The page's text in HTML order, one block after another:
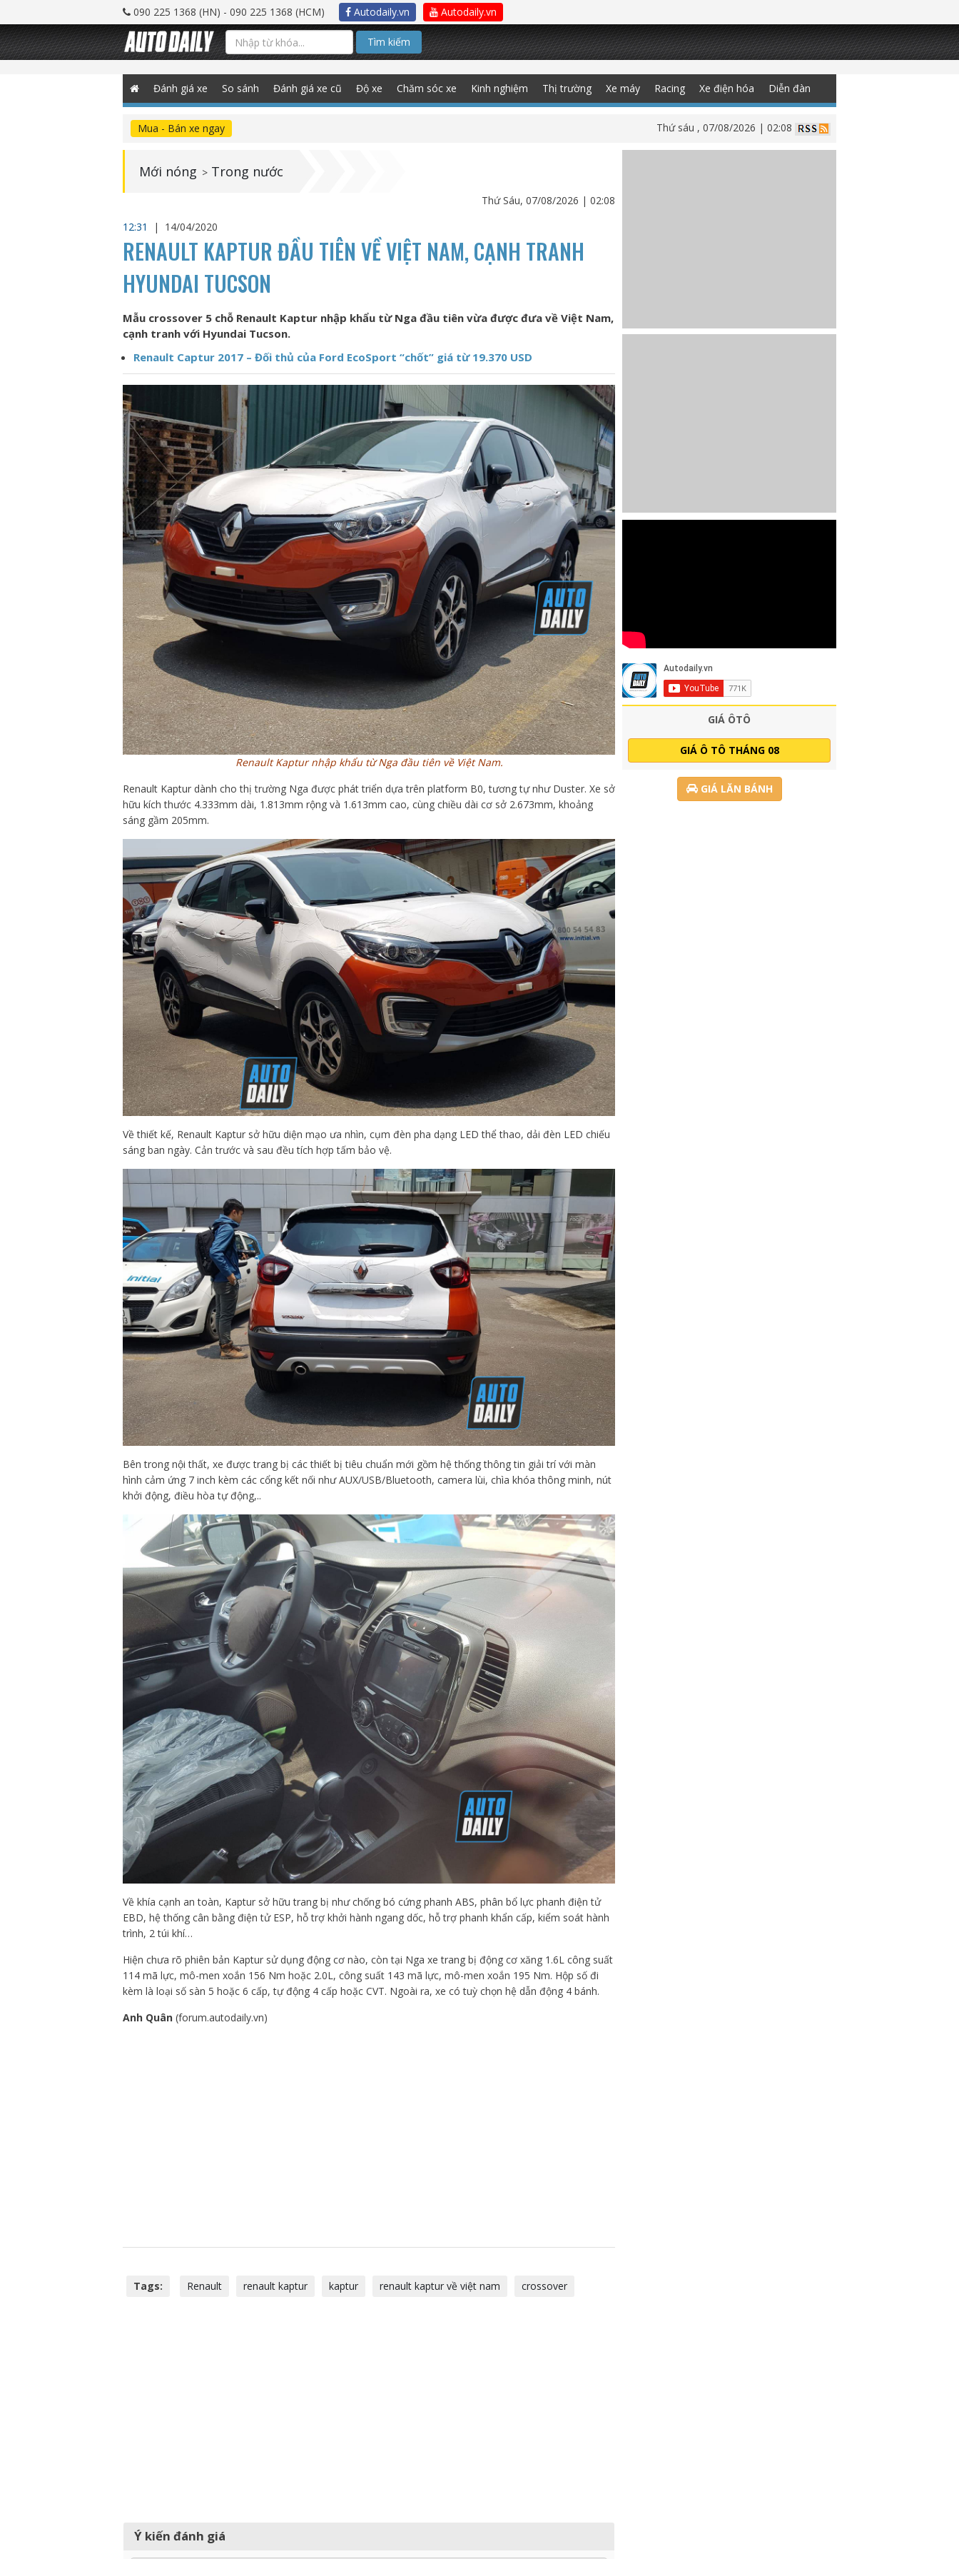
090 225 1368 (HN) - 090 225 1368 (HCM) Autodaily.vn Autodaily.vn
Tìm kiếm
Đánh giá xe So sánh Đánh giá xe cũ Độ xe Chăm sóc xe Kinh nghiệm Thị trường Xe máy Racing Xe điện hóa Diễn đàn
Mua - Bán xe ngay Thứ sáu , 07/08/2026 | 02:08
Mới nóng > Trong nước
Thứ Sáu, 07/08/2026 | 02:08
12:31
| 14/04/2020
RENAULT KAPTUR ĐẦU TIÊN VỀ VIỆT NAM, CẠNH TRANH
HYUNDAI TUCSON
Mẫu crossover 5 chỗ Renault Kaptur nhập khẩu từ Nga đầu tiên vừa được đưa về Việt Nam,
cạnh tranh với Hyundai Tucson.
Renault Captur 2017 – Đối thủ của Ford EcoSport “chốt” giá từ 19.370 USD
Renault Kaptur nhập khẩu từ Nga đầu tiên về Việt Nam.
Renault Kaptur dành cho thị trường Nga được phát triển dựa trên platform B0, tương tự như Duster. Xe sở
hữu kích thước 4.333mm dài, 1.813mm rộng và 1.613mm cao, cùng chiều dài cơ sở 2.673mm, khoảng
sáng gầm 205mm.
Về thiết kế, Renault Kaptur sở hữu diện mạo ưa nhìn, cụm đèn pha dạng LED thể thao, dải đèn LED chiếu
sáng ban ngày. Cản trước và sau đều tích hợp tấm bảo vệ.
Bên trong nội thất, xe được trang bị các thiết bị tiêu chuẩn mới gồm hệ thống thông tin giải trí với màn
hình cảm ứng 7 inch kèm các cổng kết nối như AUX/USB/Bluetooth, camera lùi, chìa khóa thông minh, nút
khởi động, điều hòa tự động,..
Về khía cạnh an toàn, Kaptur sở hữu trang bị như chống bó cứng phanh ABS, phân bổ lực phanh điện tử
EBD, hệ thống cân bằng điện tử ESP, hỗ trợ khởi hành ngang dốc, hỗ trợ phanh khẩn cấp, kiểm soát hành
trình, 2 túi khí…
Hiện chưa rõ phiên bản Kaptur sử dụng động cơ nào, còn tại Nga xe trang bị động cơ xăng 1.6L công suất
114 mã lực, mô-men xoắn 156 Nm hoặc 2.0L, công suất 143 mã lực, mô-men xoắn 195 Nm. Hộp số đi
kèm là loại số sàn 5 hoặc 6 cấp, tự động 4 cấp hoặc CVT. Ngoài ra, xe có tuỳ chọn hệ dẫn động 4 bánh.
Anh Quân (forum.autodaily.vn)
Tags: Renault renault kaptur kaptur renault kaptur về việt nam crossover
Ý kiến đánh giá
GIÁ ÔTÔ
GIÁ Ô TÔ THÁNG 08
GIÁ LĂN BÁNH